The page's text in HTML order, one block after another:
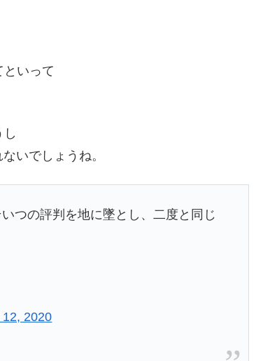
いって
いでしょうね。
つの評判を地に墜とし、二度と同じ
2020